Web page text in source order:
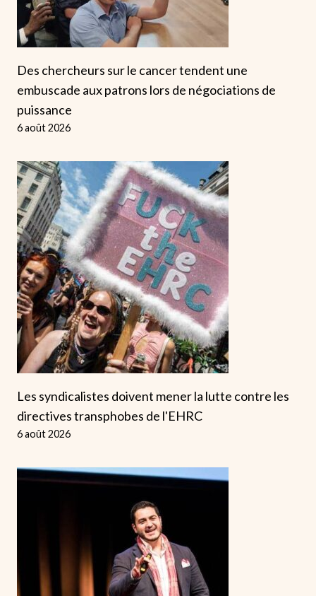
Des chercheurs sur le cancer tendent une
embuscade aux patrons lors de négociations de
puissance
6 août 2026
Les syndicalistes doivent mener la lutte contre les
directives transphobes de l'EHRC
6 août 2026